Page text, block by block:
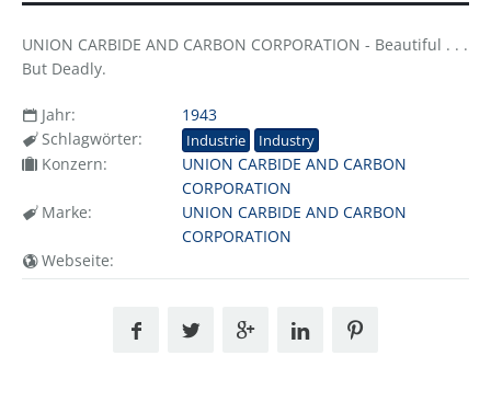
UNION CARBIDE AND CARBON CORPORATION - Beautiful . . .
But Deadly.
Jahr:
1943
Schlagwörter:
Industrie Industry
Konzern:
UNION CARBIDE AND CARBON
CORPORATION
Marke:
UNION CARBIDE AND CARBON
CORPORATION
Webseite: